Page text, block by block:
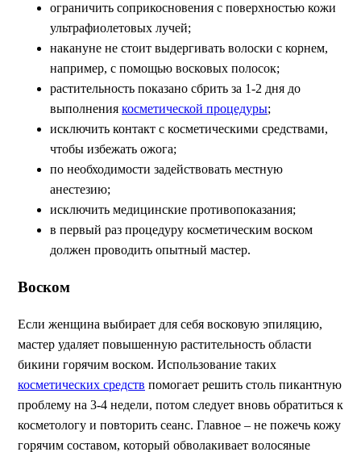
ограничить соприкосновения с поверхностью кожи
ультрафиолетовых лучей;
накануне не стоит выдергивать волоски с корнем,
например, с помощью восковых полосок;
растительность показано сбрить за 1-2 дня до
выполнения косметической процедуры;
исключить контакт с косметическими средствами,
чтобы избежать ожога;
по необходимости задействовать местную
анестезию;
исключить медицинские противопоказания;
в первый раз процедуру косметическим воском
должен проводить опытный мастер.
Воском
Если женщина выбирает для себя восковую эпиляцию,
мастер удаляет повышенную растительность области
бикини горячим воском. Использование таких
косметических средств помогает решить столь пикантную
проблему на 3-4 недели, потом следует вновь обратиться к
косметологу и повторить сеанс. Главное – не пожечь кожу
горячим составом, который обволакивает волосяные